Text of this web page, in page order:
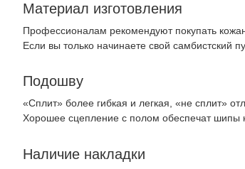
Материал изготовления
Профессионалам рекомендуют покупать
Если вы только начинаете свой самбистский
Подошву
«Сплит» более гибкая и легкая, «не сплит»
Хорошее сцепление с полом обеспечат шипы
Наличие накладки